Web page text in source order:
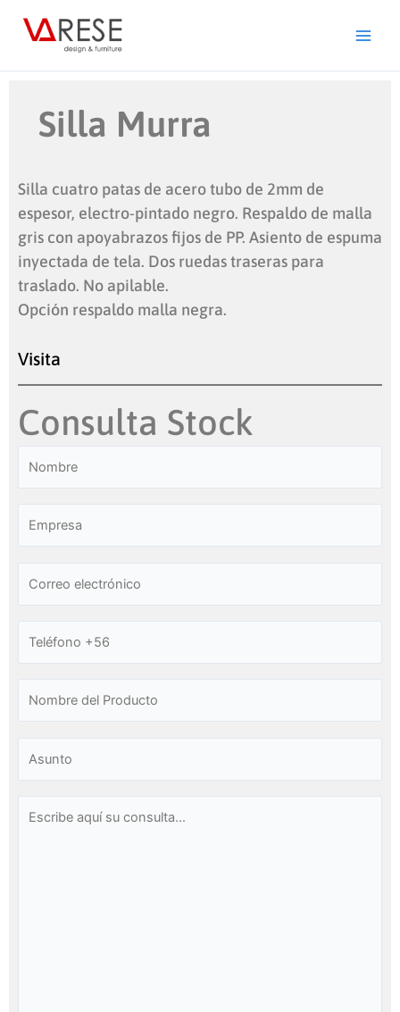
Silla Murra
Silla cuatro patas de acero tubo de 2mm de
espesor, electro-pintado negro. Respaldo de malla
gris con apoyabrazos fijos de PP. Asiento de espuma
inyectada de tela. Dos ruedas traseras para
traslado. No apilable.
Opción respaldo malla negra.
Visita
Consulta Stock